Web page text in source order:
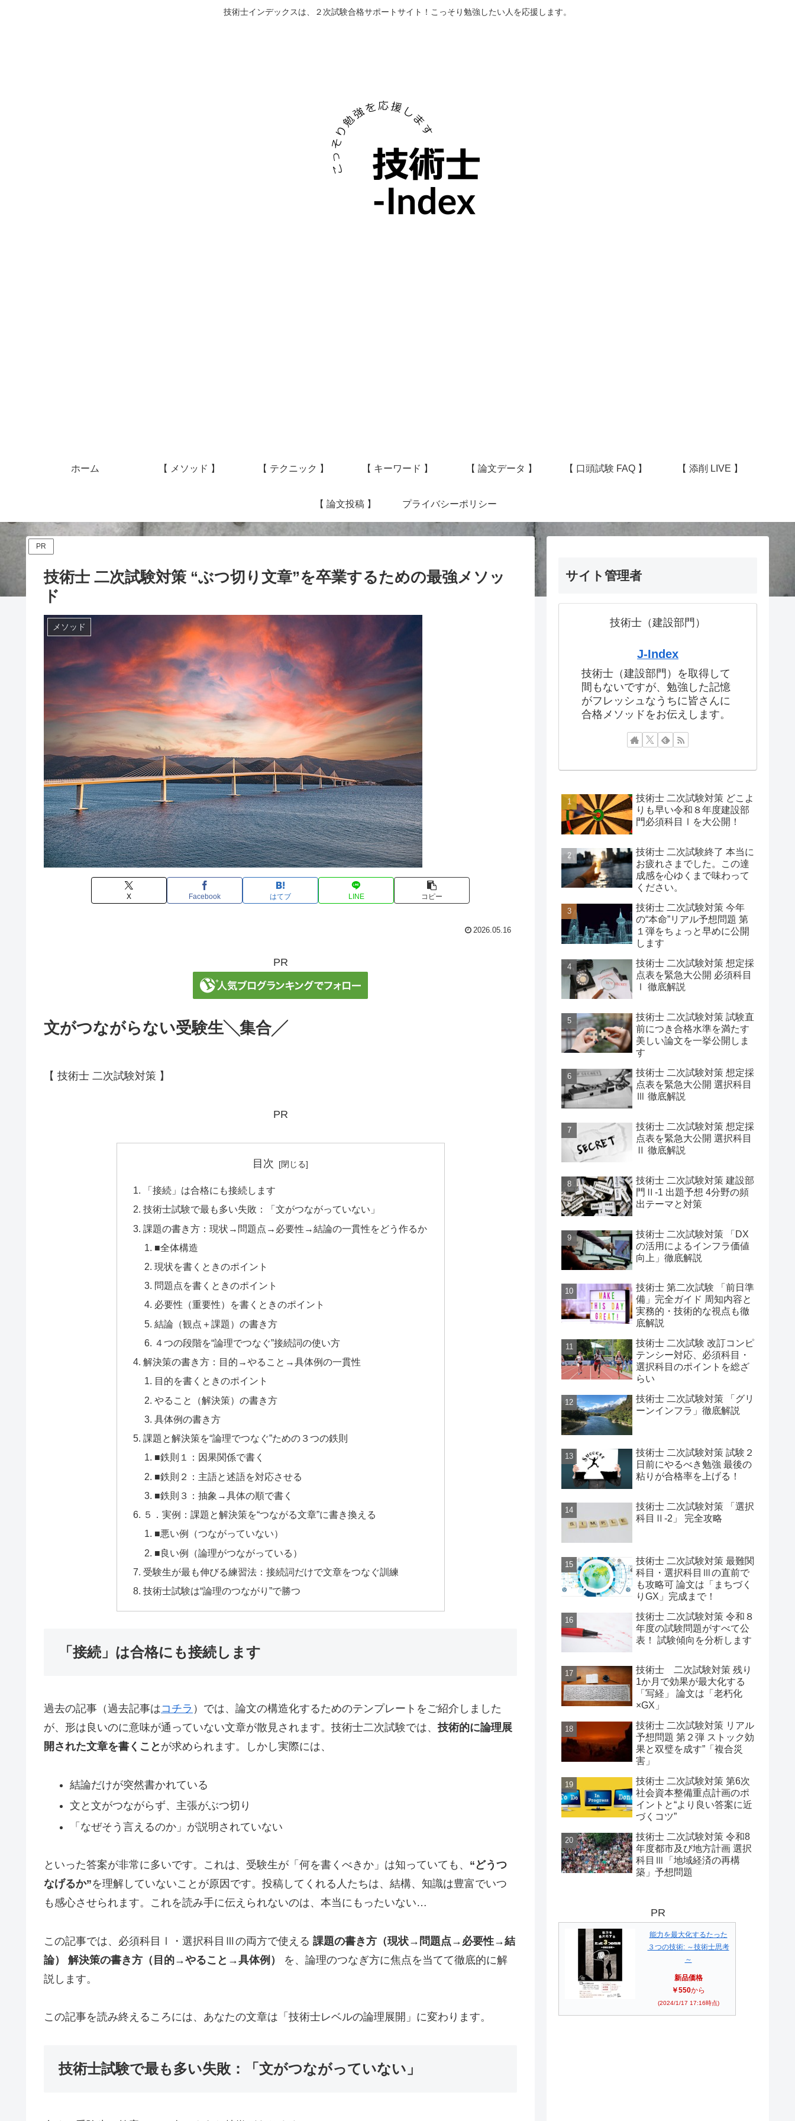
技術士インデックスは、２次試験合格サポートサイト！こっそり勉強したい人を応援します。
ホーム 【 メソッド 】 【 テクニック 】 【 キーワード 】 【 論文データ 】 【 口頭試験 FAQ 】 【 添削 LIVE 】
【 論文投稿 】 プライバシーポリシー
PR
技術士 二次試験対策 “ぶつ切り文章”を卒業するための最強メソッ
ド
メソッド
X Facebook はてブ LINE コピー
2026.05.16
PR
文がつながらない受験生╲集合╱
【 技術士 二次試験対策 】
PR
目次
「接続」は合格にも接続します
技術士試験で最も多い失敗：「文がつながっていない」
課題の書き方：現状→問題点→必要性→結論の一貫性をどう作るか
■全体構造
現状を書くときのポイント
問題点を書くときのポイント
必要性（重要性）を書くときのポイント
結論（観点＋課題）の書き方
４つの段階を“論理でつなぐ”接続詞の使い方
解決策の書き方：目的→やること→具体例の一貫性
目的を書くときのポイント
やること（解決策）の書き方
具体例の書き方
課題と解決策を“論理でつなぐ”ための３つの鉄則
■鉄則１：因果関係で書く
■鉄則２：主語と述語を対応させる
■鉄則３：抽象→具体の順で書く
５．実例：課題と解決策を“つながる文章”に書き換える
■悪い例（つながっていない）
■良い例（論理がつながっている）
受験生が最も伸びる練習法：接続詞だけで文章をつなぐ訓練
技術士試験は“論理のつながり”で勝つ
「接続」は合格にも接続します
過去の記事（過去記事はコチラ ）では、論文の構造化するためのテンプレートをご紹介しました
が、形は良いのに意味が通っていない文章が散見されます。技術士二次試験では、 技術的に論理展
開された文章を書くこと が求められます。しかし実際には、
結論だけが突然書かれている
文と文がつながらず、主張がぶつ切り
「なぜそう言えるのか」が説明されていない
といった答案が非常に多いです。これは、受験生が「何を書くべきか」は知っていても、 “どうつ
なげるか”を理解していないことが原因です。投稿してくれる人たちは、結構、知識は豊富でいつ
も感心させられます。これを読み手に伝えられないのは、本当にもったいない…
この記事では、必須科目Ⅰ・選択科目Ⅲの両方で使える 課題の書き方（現状→問題点→必要性→結
論）
解決策の書き方（目的→やること→具体例）
を、論理のつなぎ方に焦点を当てて徹底的に解
説します。
この記事を読み終えるころには、あなたの文章は「技術士レベルの論理展開」に変わります。
技術士試験で最も多い失敗：「文がつながっていない」
サイト管理者
技術士（建設部門）
J-Index
技術士（建設部門）を取得して
間もないですが、勉強した記憶
がフレッシュなうちに皆さんに
合格メソッドをお伝えします。
技術士 二次試験対策 どこよ
りも早い令和８年度建設部
門必須科目Ⅰを大公開！
技術士 二次試験終了 本当に
お疲れさまでした。この達
成感を心ゆくまで味わって
ください。
技術士 二次試験対策 今年
の“本命”リアル予想問題 第
１弾をちょっと早めに公開
します
技術士 二次試験対策 想定採
点表を緊急大公開 必須科目
Ⅰ 徹底解説
技術士 二次試験対策 試験直
前につき合格水準を満たす
美しい論文を一挙公開しま
す
技術士 二次試験対策 想定採
点表を緊急大公開 選択科目
Ⅲ 徹底解説
技術士 二次試験対策 想定採
点表を緊急大公開 選択科目
Ⅱ 徹底解説
技術士 二次試験対策 建設部
門Ⅱ-1 出題予想 4分野の頻
出テーマと対策
技術士 二次試験対策 「DX
の活用によるインフラ価値
向上」徹底解説
技術士 第二次試験 「前日準
備」完全ガイド 周知内容と
実務的・技術的な視点も徹
底解説
技術士 二次試験 改訂コンピ
テンシー対応、必須科目・
選択科目のポイントを総ざ
らい
技術士 二次試験対策 「グリ
ーンインフラ」徹底解説
技術士 二次試験対策 試験２
日前にやるべき勉強 最後の
粘りが合格率を上げる！
技術士 二次試験対策 「選択
科目Ⅱ-2」 完全攻略
技術士 二次試験対策 最難関
科目・選択科目Ⅲの直前で
も攻略可 論文は「まちづく
りGX」完成まで！
技術士 二次試験対策 令和８
年度の試験問題がすべて公
表！ 試験傾向を分析します
技術士 二次試験対策 残り
1か月で効果が最大化する
「写経」 論文は「老朽化
×GX」
技術士 二次試験対策 リアル
予想問題 第２弾 ストック効
果と双璧を成す”「複合災
害」
技術士 二次試験対策 第6次
社会資本整備重点計画のポ
イントと“より良い答案に近
づくコツ”
技術士 二次試験対策 令和8
年度都市及び地方計画 選択
科目Ⅲ「地域経済の再構
築」予想問題
PR
能力を最大化するたった
３つの技術: ～技術士思考
～
新品価格
￥550から
(2024/1/17 17:16時点)